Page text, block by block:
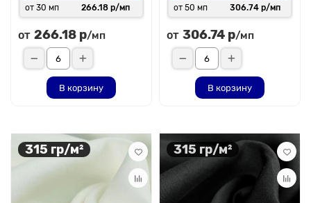
от 30 мп
266.18 р/мп
от 266.18 р/мп
В корзину
от 50 мп
306.74 р/мп
от 306.74 р/мп
В корзину
315 гр/м² 315 гр/м²